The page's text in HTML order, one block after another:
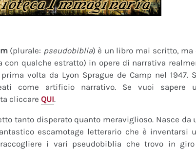
(plurale: pseudobiblia) è un libro mai scritto, ma
con qualche estratto) in opere di narrativa
volta da Lyon Sprague de Camp nel 1947.
come artificio narrativo. Se vuoi
cliccare QUI.
tanto disperato quanto meraviglioso. Nasce da
escamotage letterario che è inventarsi
i vari pseudobiblia che trovo in